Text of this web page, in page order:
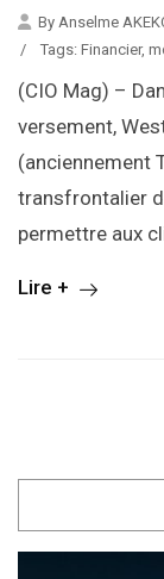
By Anselme
/
Tags: Financier,
(CIO Mag) –
versement,
(anciennement
transfrontalier
permettre aux
Lire +